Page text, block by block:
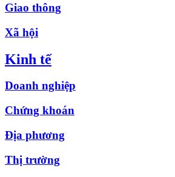
Giao thông
Xã hội
Kinh tế
Doanh nghiệp
Chứng khoán
Địa phương
Thị trường